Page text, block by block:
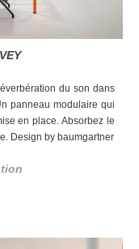
du son dans
panneau modulaire qui
en place. Absorbez le
Design by baumgartner